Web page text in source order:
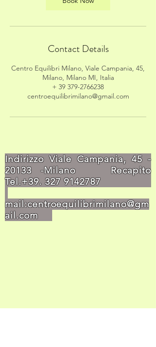
Contact Details
Centro Equilibri Milano, Viale Campania, 45,
Milano, Milano MI, Italia
+ 39 379-2766238
centroequilibrimilano@gmail.com
Indirizzo Viale Campania,45 -
20133-Milano Recapito
Tel.+39. 327 9142787
mail:centroequilibrimilano@gm
ail.com